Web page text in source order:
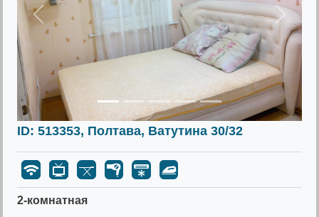
Предыдущее
ID: 513353, Полтава, Ватутина 30/32
2-комнатная